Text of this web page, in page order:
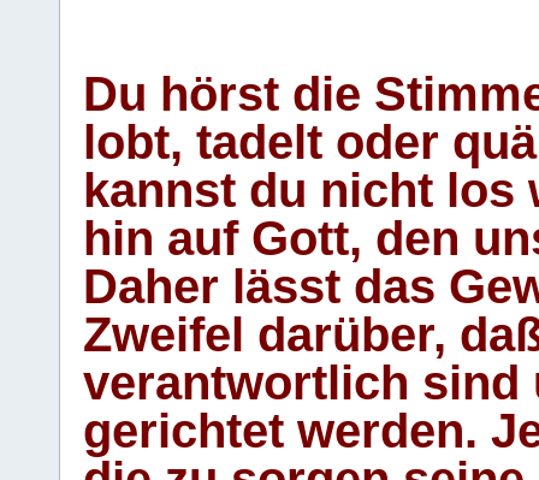
Du hörst die
lobt, tadelt oder
kannst du nicht los
hin auf Gott, den
Daher lässt das
Zweifel darüber,
verantwortlich sind
gerichtet werden.